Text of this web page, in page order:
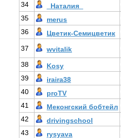
34
_Наталия_
35
merus
36
Цветик-Семицветик
37 wvitalik
38 Kosy
39
iraira38
40
proTV
41
Меконгский бобтейл
42
drivingschool
43
rysyava